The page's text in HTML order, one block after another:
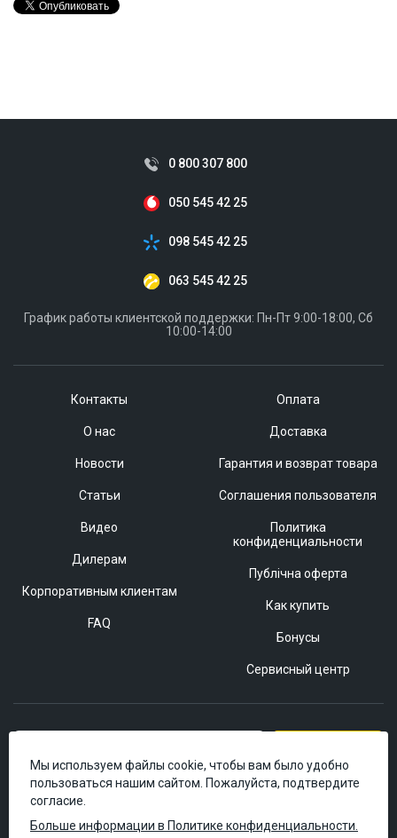
Контакты
О нас
Новости
Статьи
Видео
Дилерам
Корпоративным клиентам
FAQ
Оплата
Доставка
Гарантия и возврат товара
Соглашения пользователя
Политика
конфиденциальности
Публічна оферта
Как купить
Бонусы
Сервисный центр
0 800 307 800
050 545 42 25
098 545 42 25
063 545 42 25
График работы клиентской поддержки: Пн-Пт 9:00-18:00, Сб
10:00-14:00
Мы используем файлы cookie, чтобы вам было удобно
пользоваться нашим сайтом. Пожалуйста, подтвердите
согласие.
Больше информации в Политике конфиденциальности.